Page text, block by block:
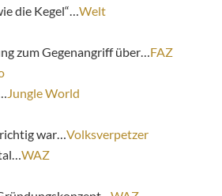
die Kegel“… Welt
zum Gegenangriff über… FAZ
Jungle World
war… Volksverpetzer
WAZ